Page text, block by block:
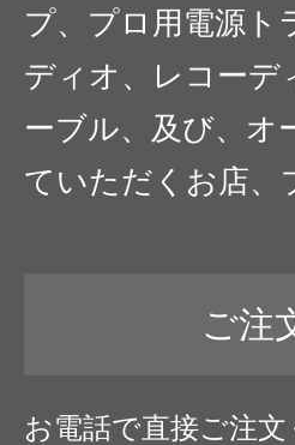
プ、プロ用電源ト
ディオ、レコーデ
ーブル、及び、オ
ていただくお店、
ご注
お電話で直接ご注